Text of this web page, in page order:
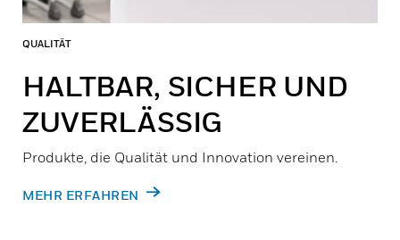
QUALITÄT
HALTBAR, SICHER UND
ZUVERLÄSSIG
Produkte, die Qualität und Innovation vereinen.
MEHR ERFAHREN